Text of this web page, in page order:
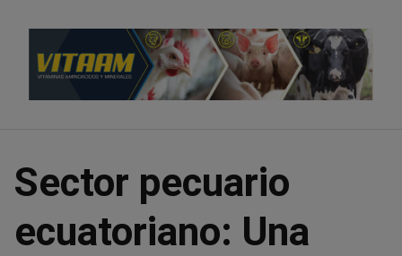
contenido
Sector pecuario
ecuatoriano: Una